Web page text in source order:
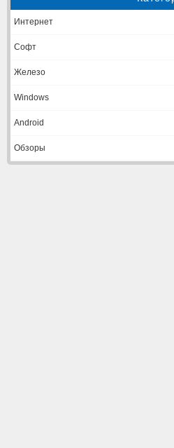
Интернет
Софт
Железо
Windows
Android
Обзоры